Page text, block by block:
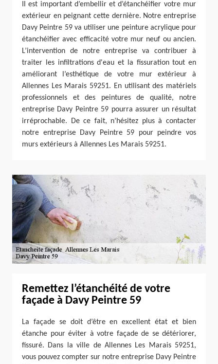
Il est important d’embellir et d’étanchéifier votre mur
extérieur en peignant cette dernière. Notre entreprise
Davy Peintre 59 va utiliser une peinture acrylique pour
étanchéifier avec efficacité votre mur neuf ou ancien.
L’intervention de notre entreprise va contribuer à
traiter les infiltrations d'eau et la fissuration tout en
améliorant l’esthétique de votre mur extérieur à
Allennes Les Marais 59251. En utilisant des matériels
professionnels et des peintures de qualité, notre
entreprise Davy Peintre 59 pourra assurer un résultat
irréprochable. De ce fait, n’hésitez plus à contacter
notre entreprise Davy Peintre 59 pour peindre vos
murs extérieurs à Allennes Les Marais 59251.
Remettez l’étanchéité de votre
façade à Davy Peintre 59
La façade se doit d’être en excellent état et bien
étanche pour éviter à votre façade de se détériorer,
fissuré. Dans la ville de Allennes Les Marais 59251,
vous pouvez compter sur notre entreprise Davy Peintre